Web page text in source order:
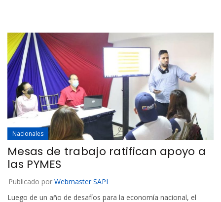
Nacionales
Mesas de trabajo ratifican apoyo a
las PYMES
Publicado por Webmaster SAPI
Luego de un año de desafíos para la economía nacional, el